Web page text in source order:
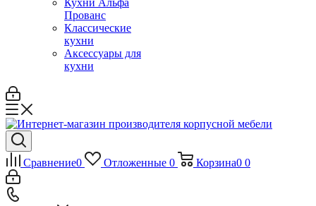
Кухни Альфа
Прованс
Классические
кухни
Аксессуары для
кухни
Сравнение0 Отложенные 0 Корзина0 0